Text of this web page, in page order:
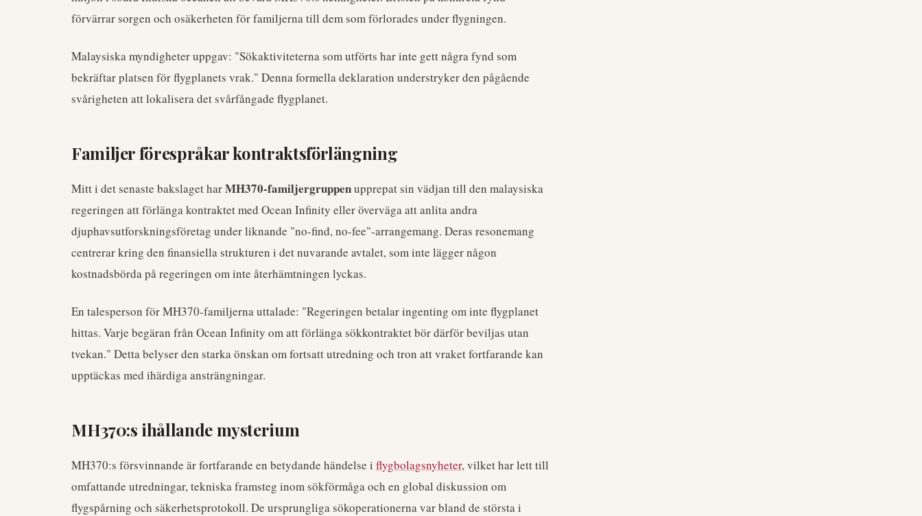
förvärrar sorgen och osäkerheten för familjerna till dem som förlorades under flygningen.
Malaysiska myndigheter uppgav: "Sökaktiviteterna som utförts har inte gett några fynd som
bekräftar platsen för flygplanets vrak." Denna formella deklaration understryker den pågående
svårigheten att lokalisera det svårfångade flygplanet.
Familjer förespråkar kontraktsförlängning
Mitt i det senaste bakslaget harMH370-familjergruppenupprepat sin vädjan till den malaysiska
regeringen att förlänga kontraktet med Ocean Infinity eller överväga att anlita andra
djuphavsutforskningsföretag under liknande "no-find, no-fee"-arrangemang. Deras resonemang
centrerar kring den finansiella strukturen i det nuvarande avtalet, som inte lägger någon
kostnadsbörda på regeringen om inte återhämtningen lyckas.
En talesperson för MH370-familjerna uttalade: "Regeringen betalar ingenting om inte flygplanet
hittas. Varje begäran från Ocean Infinity om att förlänga sökkontraktet bör därför beviljas utan
tvekan." Detta belyser den starka önskan om fortsatt utredning och tron att vraket fortfarande kan
upptäckas med ihärdiga ansträngningar.
MH370:s ihållande mysterium
MH370:s försvinnande är fortfarande en betydande händelse i flygbolagsnyheter, vilket har lett till
omfattande utredningar, tekniska framsteg inom sökförmåga och en global diskussion om
flygspårning och säkerhetsprotokoll. De ursprungliga sökoperationerna var bland de största i